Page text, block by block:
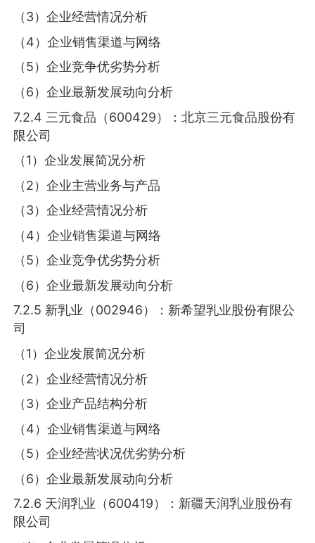
（3）企业经营情况分析
（4）企业销售渠道与网络
（5）企业竞争优劣势分析
（6）企业最新发展动向分析
7.2.4 三元食品（600429）：北京三元食品股份有
限公司
（1）企业发展简况分析
（2）企业主营业务与产品
（3）企业经营情况分析
（4）企业销售渠道与网络
（5）企业竞争优劣势分析
（6）企业最新发展动向分析
7.2.5 新乳业（002946）：新希望乳业股份有限公
司
（1）企业发展简况分析
（2）企业经营情况分析
（3）企业产品结构分析
（4）企业销售渠道与网络
（5）企业经营状况优劣势分析
（6）企业最新发展动向分析
7.2.6 天润乳业（600419）：新疆天润乳业股份有
限公司